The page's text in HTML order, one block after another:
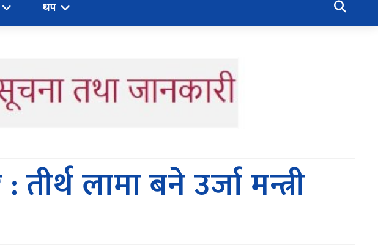
थप
लामा बने उर्जा मन्त्री